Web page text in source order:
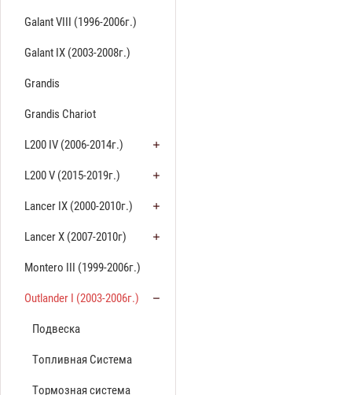
Galant VIII (1996-2006г.)
Galant IX (2003-2008г.)
Grandis
Grandis Chariot
L200 IV (2006-2014г.)
L200 V (2015-2019г.)
Lancer IX (2000-2010г.)
Lancer X (2007-2010г)
Montero III (1999-2006г.)
Outlander I (2003-2006г.)
Подвеска
Топливная Система
Тормозная система